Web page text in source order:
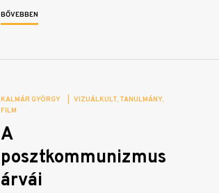
BŐVEBBEN
KALMÁR GYÖRGY VIZUÁLKULT TANULMÁNY
FILM
A
posztkommunizmus
árvái